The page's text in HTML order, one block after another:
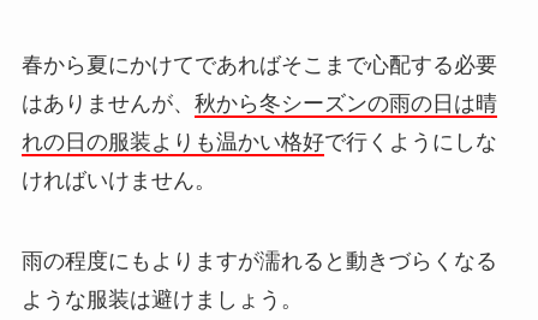
春から夏にかけてであればそこまで心配する必要
はありませんが、 秋から冬シーズンの雨の日は晴
れの日の服装よりも温かい格好で行くようにしな
ければいけません。
雨の程度にもよりますが濡れると動きづらくなる
ような服装は避けましょう。